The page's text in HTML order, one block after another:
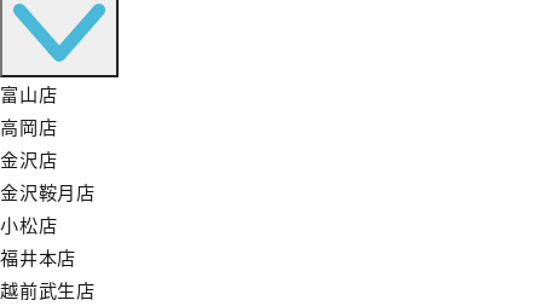
富山店
高岡店
金沢店
金沢鞍月店
小松店
福井本店
越前武生店